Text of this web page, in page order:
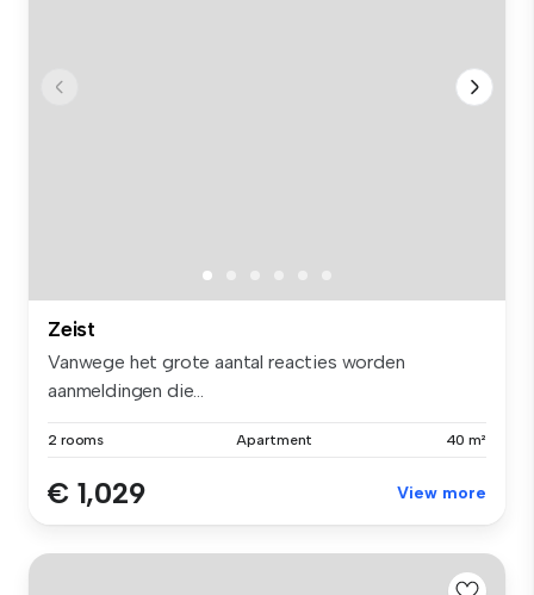
Zeist
Vanwege het grote aantal reacties worden
aanmeldingen die...
2 rooms Apartment 40 m²
€ 1,029 View more